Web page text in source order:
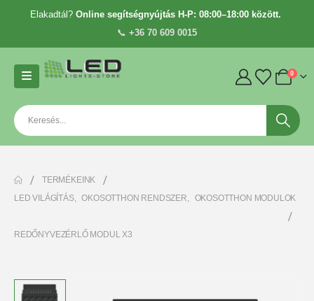
Elakadtál? Online segítségnyújtás H-P: 08:00–18:00 között.
📞 +36 70 609 0015
0
TERMÉKEINK
LED VILÁGÍTÁS, OKOSOTTHON RENDSZER, OKOSOTTHON MODULOK
REDŐNYVEZÉRLŐ MODUL X3